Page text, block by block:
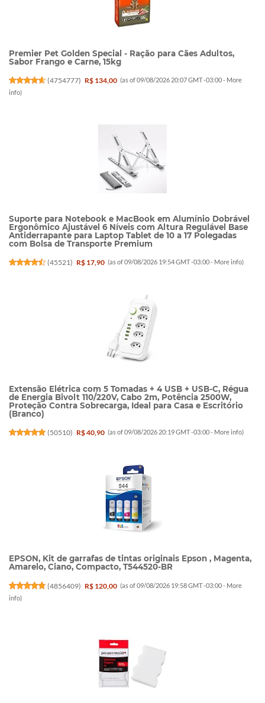
Premier Pet Golden Special - Ração para Cães Adultos,
Sabor Frango e Carne, 15kg
(4754777) R$ 134,00 (as of 09/08/2026 20:07 GMT -03:00 - More
info)
Suporte para Notebook e MacBook em Alumínio Dobrável
Ergonômico Ajustável 6 Níveis com Altura Regulável Base
Antiderrapante para Laptop Tablet de 10 a 17 Polegadas
com Bolsa de Transporte Premium
(45521) R$ 17,90 (as of 09/08/2026 19:54 GMT -03:00 - More info)
Extensão Elétrica com 5 Tomadas + 4 USB + USB-C, Régua
de Energia Bivolt 110/220V, Cabo 2m, Potência 2500W,
Proteção Contra Sobrecarga, Ideal para Casa e Escritório
(Branco)
(50510) R$ 40,90 (as of 09/08/2026 20:19 GMT -03:00 - More info)
EPSON, Kit de garrafas de tintas originais Epson , Magenta,
Amarelo, Ciano, Compacto, T544520-BR
(4856409) R$ 120,00 (as of 09/08/2026 19:58 GMT -03:00 - More
info)